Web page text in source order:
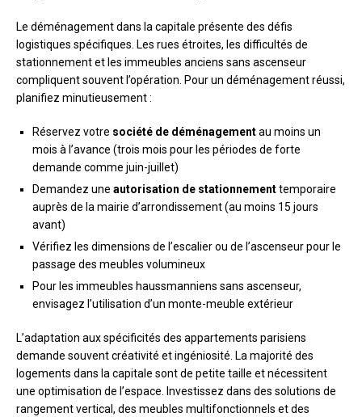
Le déménagement dans la capitale présente des défis
logistiques spécifiques. Les rues étroites, les difficultés de
stationnement et les immeubles anciens sans ascenseur
compliquent souvent l’opération. Pour un déménagement réussi,
planifiez minutieusement :
Réservez votre société de déménagementau moins un
mois à l’avance (trois mois pour les périodes de forte
demande comme juin-juillet)
Demandez une autorisation de stationnementtemporaire
auprès de la mairie d’arrondissement (au moins 15 jours
avant)
Vérifiez les dimensions de l’escalier ou de l’ascenseur pour le
passage des meubles volumineux
Pour les immeubles haussmanniens sans ascenseur,
envisagez l’utilisation d’un monte-meuble extérieur
L’adaptation aux spécificités des appartements parisiens
demande souvent créativité et ingéniosité. La majorité des
logements dans la capitale sont de petite taille et nécessitent
une optimisation de l’espace. Investissez dans des solutions de
rangement vertical, des meubles multifonctionnels et des